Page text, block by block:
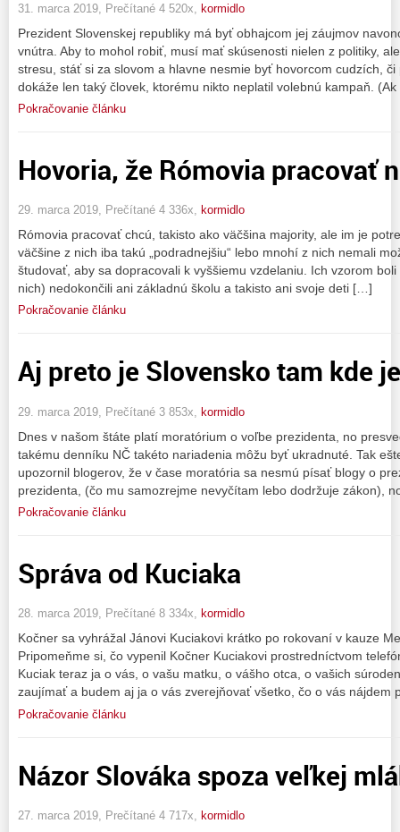
31. marca 2019, Prečítané 4 520x, kormidlo
Prezident Slovenskej republiky má byť obhajcom jej záujmov
vnútra. Aby to mohol robiť, musí mať skúsenosti nielen z politiky,
stresu, stáť si za slovom a hlavne nesmie byť hovorcom cudzích, či
dokáže len taký človek, ktorému nikto neplatil volebnú kampaň.
Pokračovanie článku
Hovoria, že Rómovia pracovať
29. marca 2019, Prečítané 4 336x, kormidlo
Rómovia pracovať chcú, takisto ako väčšina majority, ale im je
väčšine z nich iba takú „podradnejšiu“ lebo mnohí z nich nemali
študovať, aby sa dopracovali k vyššiemu vzdelaniu. Ich vzorom
nich) nedokončili ani základnú školu a takisto ani svoje deti […]
Pokračovanie článku
Aj preto je Slovensko tam kde
29. marca 2019, Prečítané 3 853x, kormidlo
Dnes v našom štáte platí moratórium o voľbe prezidenta, no
takému denníku NČ takéto nariadenia môžu byť ukradnuté. Tak
upozornil blogerov, že v čase moratória sa nesmú písať blogy o
prezidenta, (čo mu samozrejme nevyčítam lebo dodržuje zákon),
Pokračovanie článku
Správa od Kuciaka
28. marca 2019, Prečítané 8 334x, kormidlo
Kočner sa vyhrážal Jánovi Kuciakovi krátko po rokovaní v kauze
Pripomeňme si, čo vypenil Kočner Kuciakovi prostredníctvom
Kuciak teraz ja o vás, o vašu matku, o vášho otca, o vašich
zaujímať a budem aj ja o vás zverejňovať všetko, čo o vás nájdem
Pokračovanie článku
Názor Slováka spoza veľkej
27. marca 2019, Prečítané 4 717x, kormidlo